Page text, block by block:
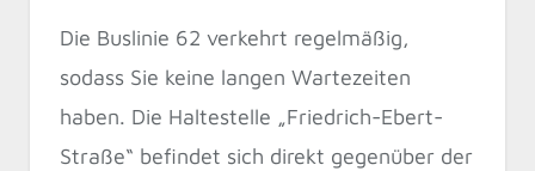
Die Buslinie 62 verkehrt regelmäßig,
sodass Sie keine langen Wartezeiten
haben. Die Haltestelle „Friedrich-Ebert-
Straße“ befindet sich direkt gegenüber der